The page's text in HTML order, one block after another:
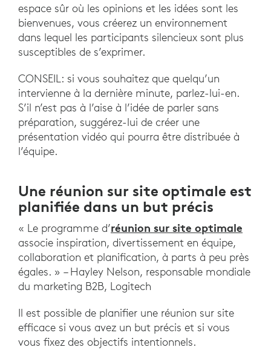
espace sûr où les opinions et les idées sont les
bienvenues, vous créerez un environnement
dans lequel les participants silencieux sont plus
susceptibles de s’exprimer.
CONSEIL: si vous souhaitez que quelqu’un
intervienne à la dernière minute, parlez-lui-en.
S’il n’est pas à l’aise à l’idée de parler sans
préparation, suggérez-lui de créer une
présentation vidéo qui pourra être distribuée à
l’équipe.
Une réunion sur site optimale est
planifiée dans un but précis
« Le programme d’réunion sur site optimale
associe inspiration, divertissement en équipe,
collaboration et planification, à parts à peu près
égales. » – Hayley Nelson, responsable mondiale
du marketing B2B, Logitech
Il est possible de planifier une réunion sur site
efficace si vous avez un but précis et si vous
vous fixez des objectifs intentionnels.